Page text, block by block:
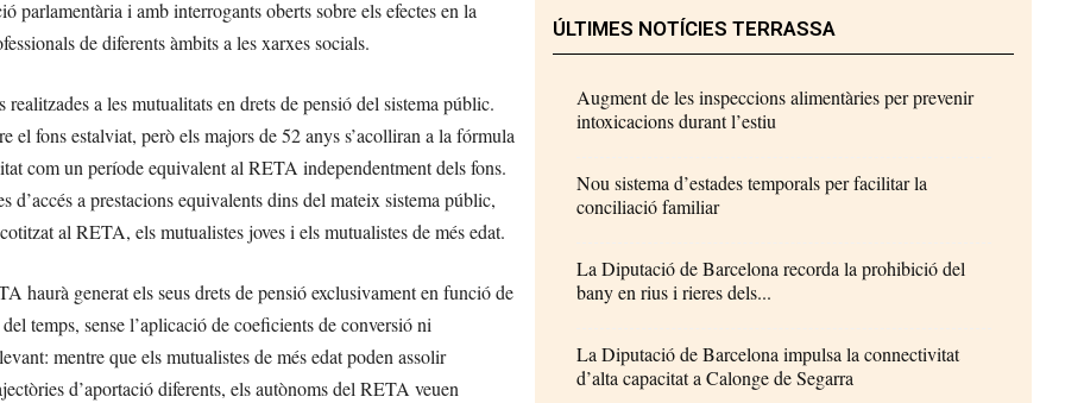
parlamentària i amb interrogants oberts sobre els efectes en la
de diferents àmbits a les xarxes socials.
a les mutualitats en drets de pensió del sistema públic.
fons estalviat, però els majors de 52 anys s’acolliran a la fórmula
com un període equivalent al RETA independentment dels fons.
a prestacions equivalents dins del mateix sistema públic,
al RETA, els mutualistes joves i els mutualistes de més edat.
haurà generat els seus drets de pensió exclusivament en funció de
temps, sense l’aplicació de coeficients de conversió ni
mentre que els mutualistes de més edat poden assolir
d’aportació diferents, els autònoms del RETA veuen
ÚLTIMES NOTÍCIES TERRASSA
Augment de les inspeccions alimentàries per prevenir
intoxicacions durant l’estiu
Nou sistema d’estades temporals per facilitar la
conciliació familiar
La Diputació de Barcelona recorda la prohibició del
bany en rius i rieres dels...
La Diputació de Barcelona impulsa la connectivitat
d’alta capacitat a Calonge de Segarra